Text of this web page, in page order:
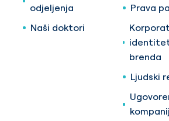
odjeljenja
Naši doktori
Prava
brenda
Ljudski